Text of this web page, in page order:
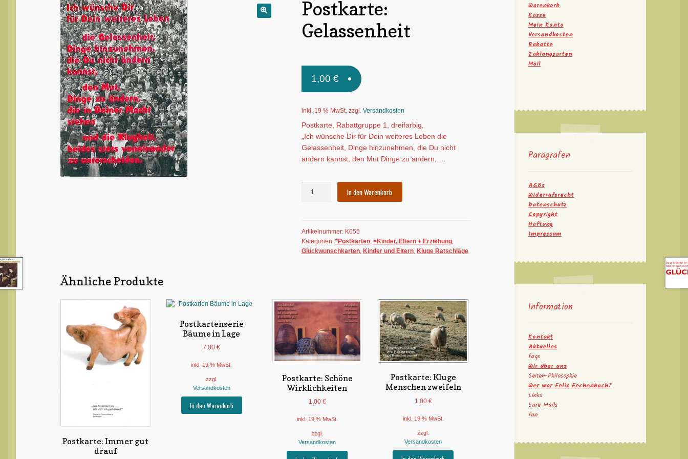
Postkarte:
Gelassenheit
1,00€
inkl. 19 % MwSt. zzgl. Versandkosten
Postkarte, Rabattgruppe 1, dreifarbig,
„Ich wünsche Dir für Dein weiteres Leben die
Gelassenheit, Dinge hinzunehmen, die Du nicht
ändern kannst, den Mut Dinge zu ändern, …
In den Warenkorb
Artikelnummer: K055
Kategorien: *Postkarten, >Kinder, Eltern + Erziehung,
Glückwunschkarten, Kinder und Eltern, Kluge Ratschläge
Ähnliche Produkte
Postkarte: Immer gut
drauf
Postkartenserie
Bäume in Lage
7,00€
inkl. 19 % MwSt.
zzgl.
Versandkosten
In den Warenkorb
Postkarte: Schöne
Wirklichkeiten
1,00 €
inkl. 19 % MwSt.
zzgl.
Versandkosten
Postkarte: Kluge
Menschen zweifeln
1,00 €
inkl. 19 % MwSt.
zzgl.
Versandkosten
Warenkorb
Kasse
Mein Konto
Versandkosten
Rabatte
Zahlungsarten
Mail
Paragrafen
AGBs
Widerrufsrecht
Datenschutz
Copyright
Haftung
Impressum
Information
Kontakt
Aktuelles
faqs
Wir über uns
Seiten-Philosophie
Wer war Felix Fechenbach?
Links
Eure Mails
fun